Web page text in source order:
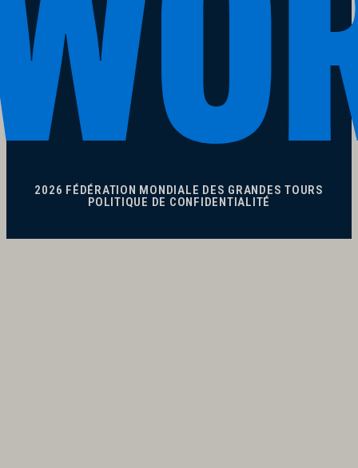
2026 FÉDÉRATION MONDIALE DES GRANDES TOURS
POLITIQUE DE CONFIDENTIALITÉ